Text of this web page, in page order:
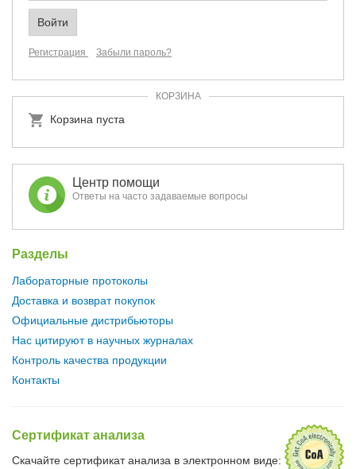
Регистрация Забыли пароль?
КОРЗИНА
Корзина пуста
Центр помощи
Ответы на часто задаваемые вопросы
Разделы
Лабораторные протоколы
Доставка и возврат покупок
Официальные дистрибьюторы
Нас цитируют в научных журналах
Контроль качества продукции
Контакты
Сертификат анализа
Скачайте сертификат анализа в электронном виде: